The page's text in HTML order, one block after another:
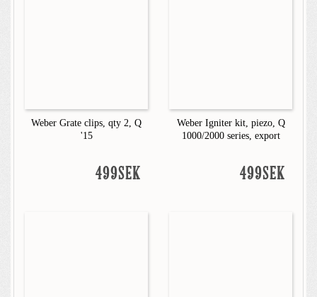
Weber Grate clips, qty 2, Q
'15
499SEK
Weber Igniter kit, piezo, Q
1000/2000 series, export
499SEK